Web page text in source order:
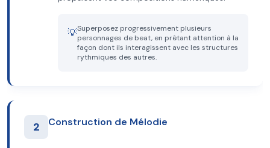
💡Superposez progressivement plusieurs
personnages de beat, en prêtant attention à la
façon dont ils interagissent avec les structures
rythmiques des autres.
2 Construction de Mélodie